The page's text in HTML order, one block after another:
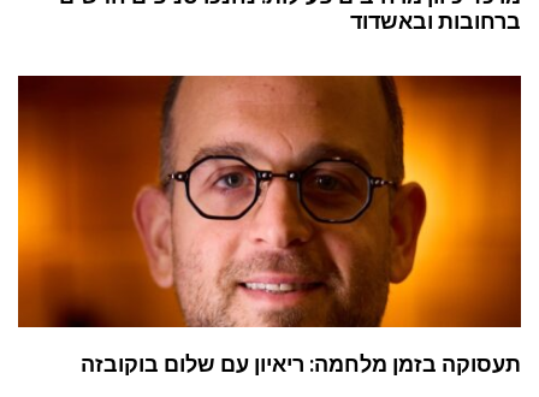
ברחובות ובאשדוד
תעסוקה בזמן מלחמה: ריאיון עם שלום בוקובזה